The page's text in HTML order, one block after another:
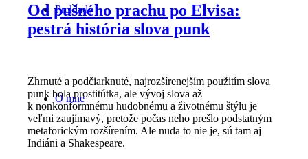
Preklady
O mne
Od pušného prachu po Elvisa:
pestrá história slova punk
Zhrnuté a podčiarknuté, najrozšírenejším použitím slova
punk bola prostitútka, ale vývoj slova až
k nonkonformnému hudobnému a životnému štýlu je
veľmi zaujímavý, pretože počas neho prešlo podstatným
metaforickým rozšírením. Ale nuda to nie je, sú tam aj
Indiáni a Shakespeare.